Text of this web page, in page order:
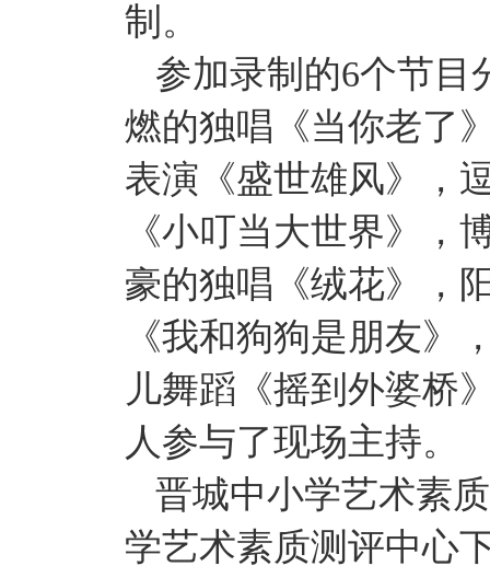
制。
参加录制的6个节目
燃的独唱《当你老了
表演《盛世雄风》，
《小叮当大世界》，
豪的独唱《绒花》，
《我和狗狗是朋友》
儿舞蹈《摇到外婆桥
人参与了现场主持。
晋城中小学艺术素
学艺术素质测评中心